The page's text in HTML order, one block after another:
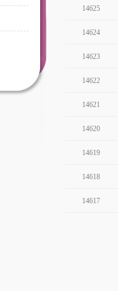
14625
14624
14623
14622
14621
14620
14619
14618
14617